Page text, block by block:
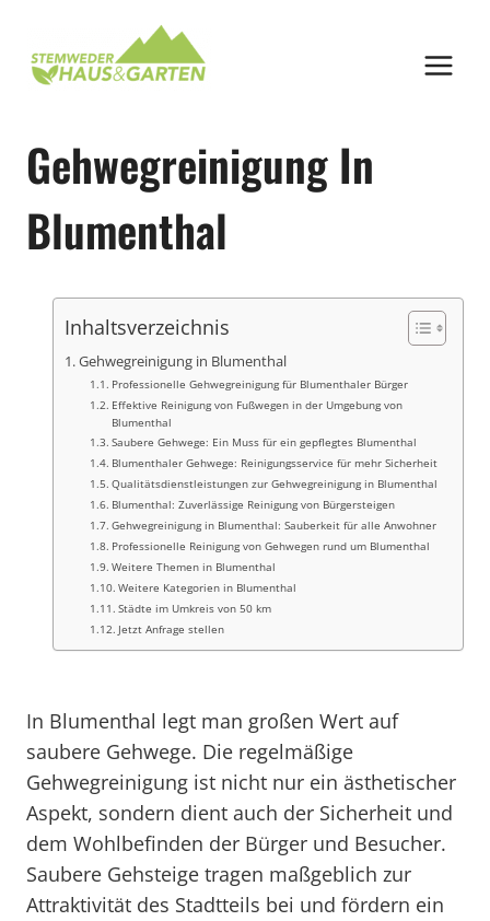
springen
Gehwegreinigung In
Blumenthal
Inhaltsverzeichnis
Gehwegreinigung in Blumenthal
Professionelle Gehwegreinigung für Blumenthaler Bürger
Effektive Reinigung von Fußwegen in der Umgebung von
Blumenthal
Saubere Gehwege: Ein Muss für ein gepflegtes Blumenthal
Blumenthaler Gehwege: Reinigungsservice für mehr Sicherheit
Qualitätsdienstleistungen zur Gehwegreinigung in Blumenthal
Blumenthal: Zuverlässige Reinigung von Bürgersteigen
Gehwegreinigung in Blumenthal: Sauberkeit für alle Anwohner
Professionelle Reinigung von Gehwegen rund um Blumenthal
Weitere Themen in Blumenthal
Weitere Kategorien in Blumenthal
Städte im Umkreis von 50 km
Jetzt Anfrage stellen
In Blumenthal legt man großen Wert auf
saubere Gehwege. Die regelmäßige
Gehwegreinigung ist nicht nur ein ästhetischer
Aspekt, sondern dient auch der Sicherheit und
dem Wohlbefinden der Bürger und Besucher.
Saubere Gehsteige tragen maßgeblich zur
Attraktivität des Stadtteils bei und fördern ein